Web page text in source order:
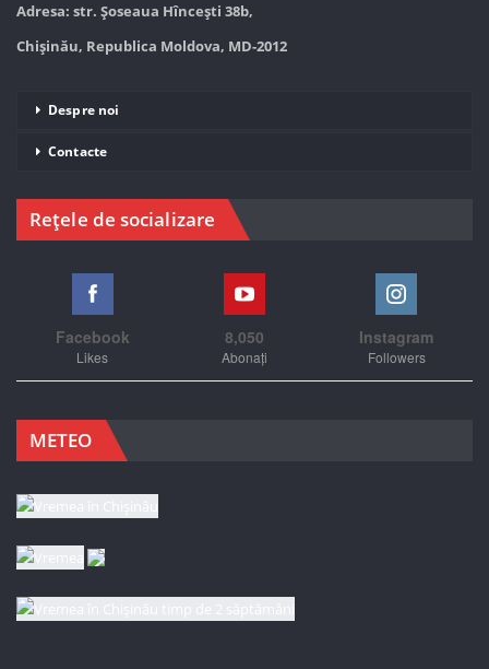
Adresa: str. Șoseaua Hînceşti 38b,
Chișinău, Republica Moldova, MD-2012
Despre noi
Contacte
Rețele de socializare
Facebook
Likes
8,050
Abonați
Instagram
Followers
METEO